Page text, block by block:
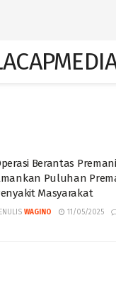
Berantas
Puluhan
Masyarakat
WAGINO 11/05/2025